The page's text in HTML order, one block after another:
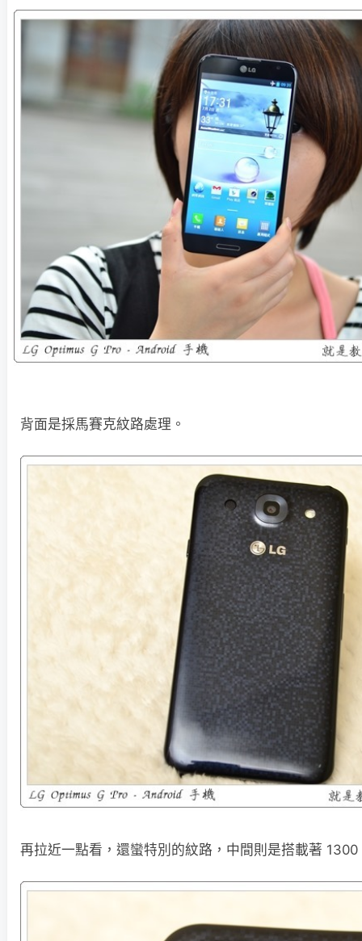
背面是採馬賽克紋路處理。
再拉近一點看，還蠻特別的紋路，中間則是搭載著